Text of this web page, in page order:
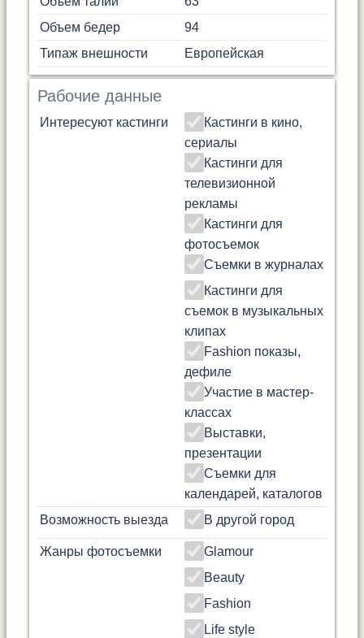
Объем бедер
94
Типаж внешности
Европейская
Рабочие данные
Интересуют кастинги
Кастинги в кино,
сериалы
Кастинги для
телевизионной
рекламы
Кастинги для
фотосъемок
Съемки в журналах
Кастинги для
съемок в музыкальных
клипах
Fashion показы,
дефиле
Участие в мастер-
классах
Выставки,
презентации
Съемки для
календарей, каталогов
Возможность выезда
В другой город
Жанры фотосъемки
Glamour
Beauty
Fashion
Life style